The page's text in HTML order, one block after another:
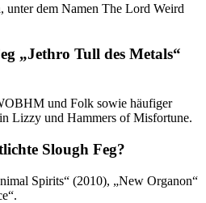
unter dem Namen The Lord Weird
„Jethro Tull des Metals“
und Folk sowie häufiger
Lizzy und Hammers of Misfortune.
Slough Feg?
Spirits“ (2010), „New Organon“